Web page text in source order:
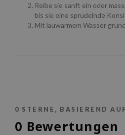
Reibe sie sanft ein oder
bis sie eine sprudelnde
Mit lauwarmem Wasser
0 STERNE, BASIEREND
0 Bewertungen